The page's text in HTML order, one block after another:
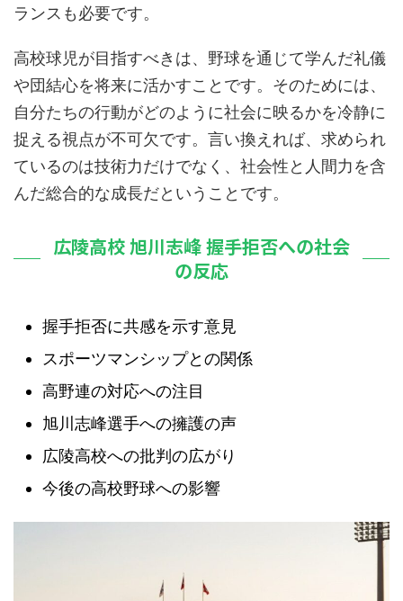
ランスも必要です。
高校球児が目指すべきは、野球を通じて学んだ礼儀
や団結心を将来に活かすことです。そのためには、
自分たちの行動がどのように社会に映るかを冷静に
捉える視点が不可欠です。言い換えれば、求められ
ているのは技術力だけでなく、社会性と人間力を含
んだ総合的な成長だということです。
広陵高校 旭川志峰 握手拒否への社会
の反応
握手拒否に共感を示す意見
スポーツマンシップとの関係
高野連の対応への注目
旭川志峰選手への擁護の声
広陵高校への批判の広がり
今後の高校野球への影響